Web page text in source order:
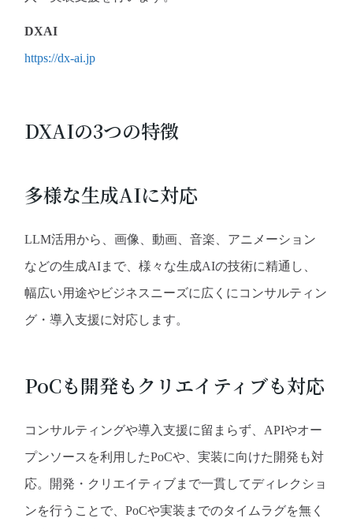
DXAI
https://dx-ai.jp
DXAIの3つの特徴
多様な生成AIに対応
LLM活用から、画像、動画、音楽、アニメーション
などの生成AIまで、様々な生成AIの技術に精通し、
幅広い用途やビジネスニーズに広くにコンサルティン
グ・導入支援に対応します。
PoCも開発もクリエイティブも対応
コンサルティングや導入支援に留まらず、APIやオー
プンソースを利用したPoCや、実装に向けた開発も対
応。開発・クリエイティブまで一貫してディレクショ
ンを行うことで、PoCや実装までのタイムラグを無く